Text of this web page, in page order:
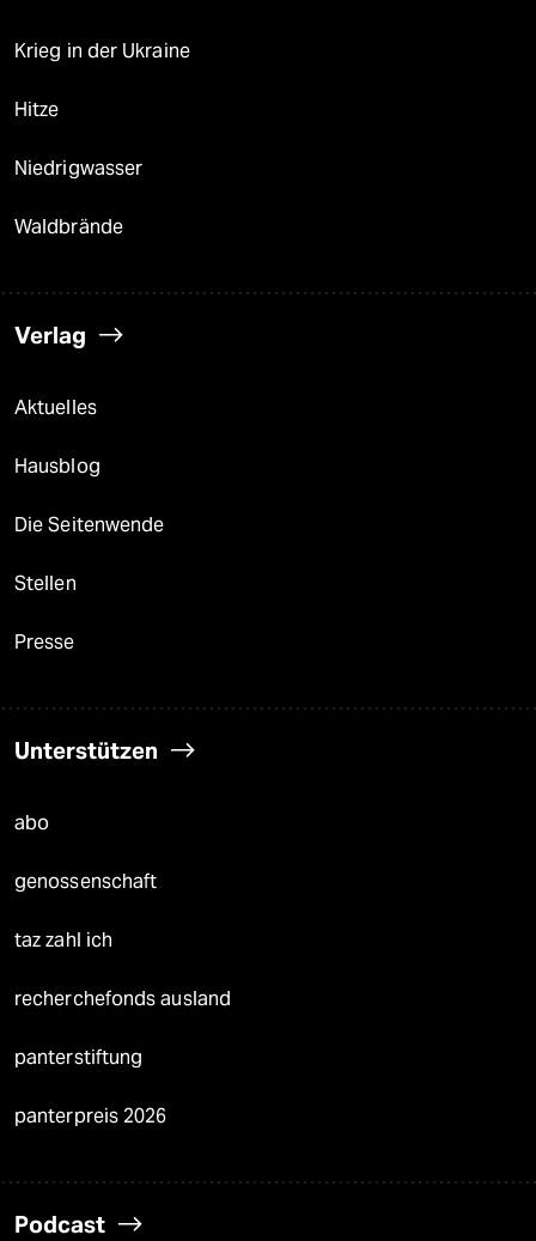
Krieg in der Ukraine
Hitze
Niedrigwasser
Waldbrände
Verlag
Aktuelles
Hausblog
Die Seitenwende
Stellen
Presse
Unterstützen
abo
genossenschaft
taz zahl ich
recherchefonds ausland
panterstiftung
panterpreis 2026
Podcast